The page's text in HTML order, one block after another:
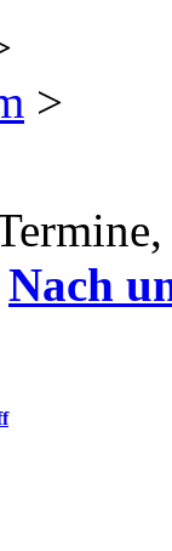
>
Nach